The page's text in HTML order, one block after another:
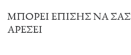
ΜΠΟΡΕΊ ΕΠΊΣΗΣ ΝΑ ΣΑΣ
ΑΡΈΣΕΙ